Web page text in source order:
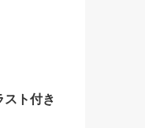
スト付き